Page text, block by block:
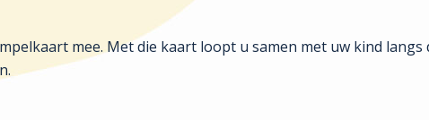
mee. Met die kaart loopt u samen met uw kind langs